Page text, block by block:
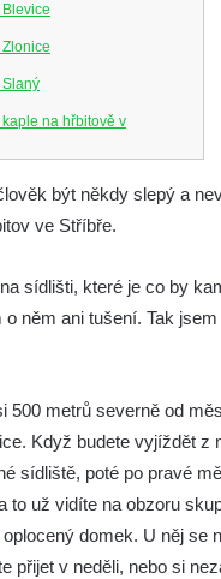
na hřbitově v
Lovosice
Louny
II.
Roudnice nad
být někdy slepý a
ve Stříbře.
sídlišti, které je co by
o něm ani tušení. Tak
500 metrů severně od
Když budete vyjíždět z
sídliště, poté po pravé
to už vidíte na obzoru
domek. U něj se
přijet v neděli, nebo si